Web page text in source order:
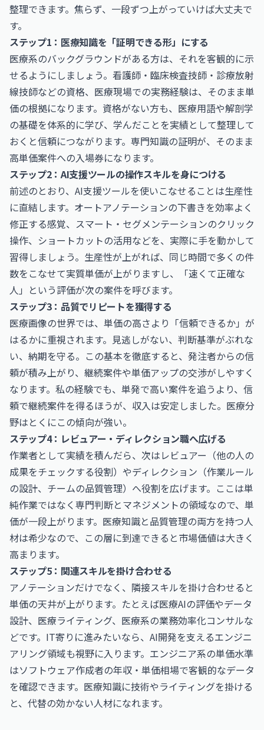
整理できます。焦らず、一段ずつ上がっていけば大丈夫で
す。
ステップ1：医療知識を「証明できる形」にする
医療系のバックグラウンドがある方は、それを客観的に示
せるようにしましょう。看護師・臨床検査技師・診療放射
線技師などの資格、医療現場での実務経験は、そのまま単
価の根拠になります。資格がない方も、医療用語や解剖学
の基礎を体系的に学び、学んだことを実績として整理して
おくと信頼につながります。専門知識の証明が、そのまま
高単価案件への入場券になります。
ステップ2：AI支援ツールの操作スキルを身につける
前述のとおり、AI支援ツールを使いこなせることは生産性
に直結します。オートアノテーションの下書きを効率よく
修正する感覚、スマート・セグメンテーションのクリック
操作、ショートカットの活用などを、実際に手を動かして
習得しましょう。生産性が上がれば、同じ時間で多くの件
数をこなせて実質単価が上がりますし、「速くて正確な
人」という評価が次の案件を呼びます。
ステップ3：品質でリピートを獲得する
医療画像の世界では、単価の高さより「信頼できるか」が
はるかに重視されます。見逃しがない、判断基準がぶれな
い、納期を守る。この基本を徹底すると、発注者からの信
頼が積み上がり、継続案件や単価アップの交渉がしやすく
なります。私の経験でも、単発で高い案件を追うより、信
頼で継続案件を得るほうが、収入は安定しました。医療分
野はとくにこの傾向が強い。
ステップ4：レビュアー・ディレクション職へ広げる
作業者として実績を積んだら、次はレビュアー（他の人の
成果をチェックする役割）やディレクション（作業ルール
の設計、チームの品質管理）へ役割を広げます。ここは単
純作業ではなく専門判断とマネジメントの領域なので、単
価が一段上がります。医療知識と品質管理の両方を持つ人
材は希少なので、この層に到達できると市場価値は大きく
高まります。
ステップ5：関連スキルを掛け合わせる
アノテーションだけでなく、隣接スキルを掛け合わせると
単価の天井が上がります。たとえば医療AIの評価やデータ
設計、医療ライティング、医療系の業務効率化コンサルな
どです。IT寄りに進みたいなら、AI開発を支えるエンジニ
アリング領域も視野に入ります。エンジニア系の単価水準
はソフトウェア作成者の年収・単価相場で客観的なデータ
を確認できます。医療知識に技術やライティングを掛ける
と、代替の効かない人材になれます。